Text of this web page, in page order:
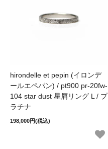
hirondelle et pepin (イロンデ
ールエペパン) / pt900 pr-20fw-
104 star dust 星屑リング L / プ
ラチナ
198,000円(税込)